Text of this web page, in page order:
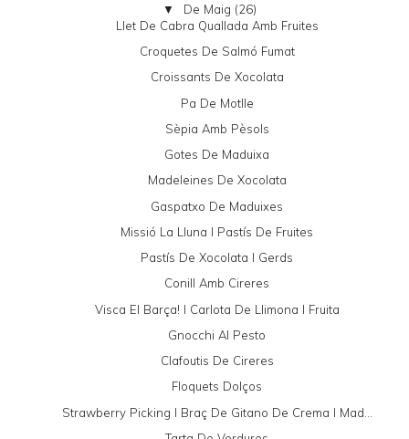
▼ De Maig (26)
Llet De Cabra Quallada Amb Fruites
Croquetes De Salmó Fumat
Croissants De Xocolata
Pa De Motlle
Sèpia Amb Pèsols
Gotes De Maduixa
Madeleines De Xocolata
Gaspatxo De Maduixes
Missió La Lluna I Pastís De Fruites
Pastís De Xocolata I Gerds
Conill Amb Cireres
Visca El Barça! I Carlota De Llimona I Fruita
Gnocchi Al Pesto
Clafoutis De Cireres
Floquets Dolços
Strawberry Picking I Braç De Gitano De Crema I Mad...